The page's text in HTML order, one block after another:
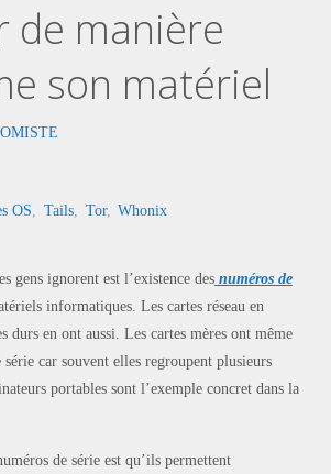
de manière
son matériel
OS, Tails, Tor, Whonix
gens ignorent est l’existence desnuméros de
informatiques. Les cartes réseau en
durs en ont aussi. Les cartes mères ont même
car souvent elles regroupent plusieurs
portables sont l’exemple concret dans la
de série est qu’ils permettent